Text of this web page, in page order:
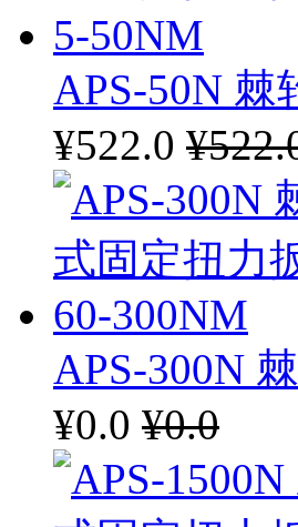
APS-50N
¥522.0
APS-300N
¥0.0 ¥0.0